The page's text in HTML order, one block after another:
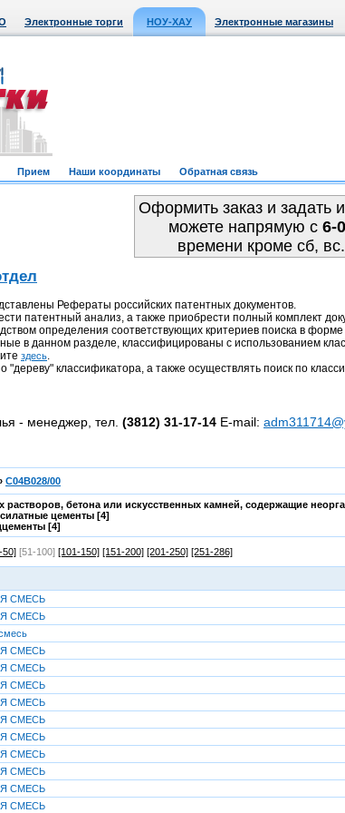
Электронные торги НОУ-ХАУ Электронные магазины
Прием Наши координаты Обратная связь
Оформить заказ и
можете напрямую c 6-
времени кроме сб,
Рефераты российских патентных документов.
патентный анализ, а также приобрести полный комплект
определения соответствующих критериев поиска в
в данном разделе, классифицированы с использованием
здесь.
"дереву" классификатора, а также осуществлять поиск по
- менеджер, тел. (3812) 31-17-14 E-mail:
C04B028/00
растворов, бетона или искусственных камней, содержащие
цементы [4]
[4]
50] [51-100] [101-150] [151-200] [201-250] [251-286]
СМЕСЬ
СМЕСЬ
СМЕСЬ
СМЕСЬ
СМЕСЬ
СМЕСЬ
СМЕСЬ
СМЕСЬ
СМЕСЬ
СМЕСЬ
СМЕСЬ
СМЕСЬ